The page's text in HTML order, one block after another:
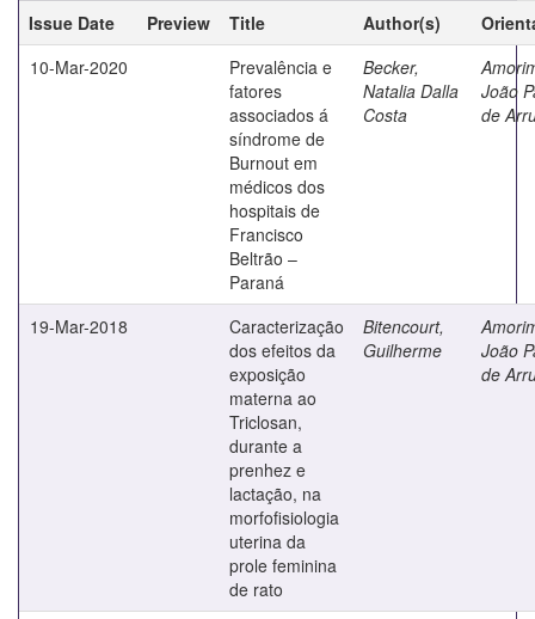
Issue Date
Preview Title Author(s)
10-Mar-2020
Prevalência e
fatores
associados á
síndrome de
Burnout em
médicos dos
hospitais de
Francisco
Beltrão –
Paraná
Becker,
Natalia Dalla
Costa
João
de
19-Mar-2018
Caracterização
dos efeitos da
exposição
materna ao
Triclosan,
durante a
prenhez e
lactação, na
morfofisiologia
uterina da
prole feminina
de rato
Bitencourt,
Guilherme
João
de